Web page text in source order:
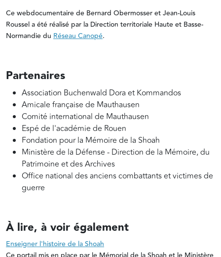
Ce webdocumentaire de Bernard Obermosser et Jean-Louis
Roussel a été réalisé par la Direction territoriale Haute et Basse-
Normandie du Réseau Canopé.
Partenaires
Association Buchenwald Dora et Kommandos
Amicale française de Mauthausen
Comité international de Mauthausen
Espé de l'académie de Rouen
Fondation pour la Mémoire de la Shoah
Ministère de la Défense - Direction de la Mémoire, du
Patrimoine et des Archives
Office national des anciens combattants et victimes de
guerre
À lire, à voir également
Enseigner l'histoire de la Shoah